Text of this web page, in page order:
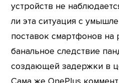
устройств не
ли эта ситуация с
поставок смартфонов
банальное следствие
создающей задержки в